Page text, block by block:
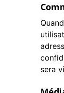
sera